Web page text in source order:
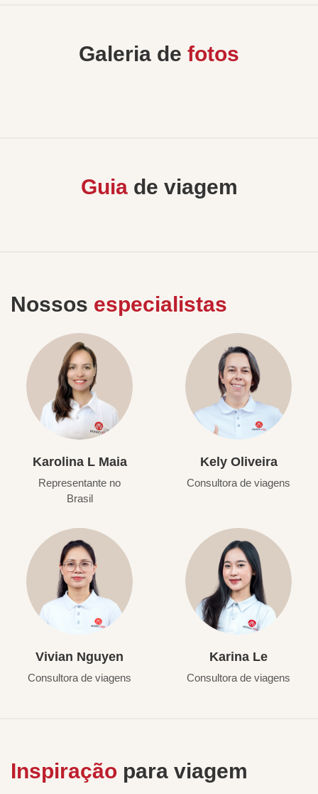
Galeria de fotos
Guiade viagem
Nossos especialistas
Karolina L Maia
Representante no
Brasil
Kely Oliveira
Consultora de viagens
Vivian Nguyen
Consultora de viagens
Karina Le
Consultora de viagens
Inspiração para viagem